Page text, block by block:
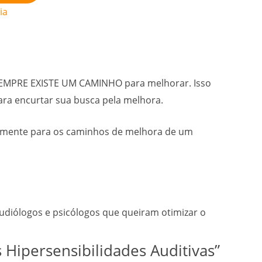
EXISTE UM CAMINHO para melhorar. Isso
encurtar sua busca pela melhora.
para os caminhos de melhora de um
e psicólogos que queiram otimizar o
Auditivas”